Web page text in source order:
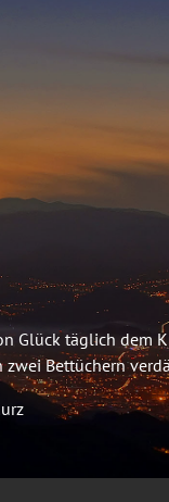
Glück täglich dem
Bettüchern